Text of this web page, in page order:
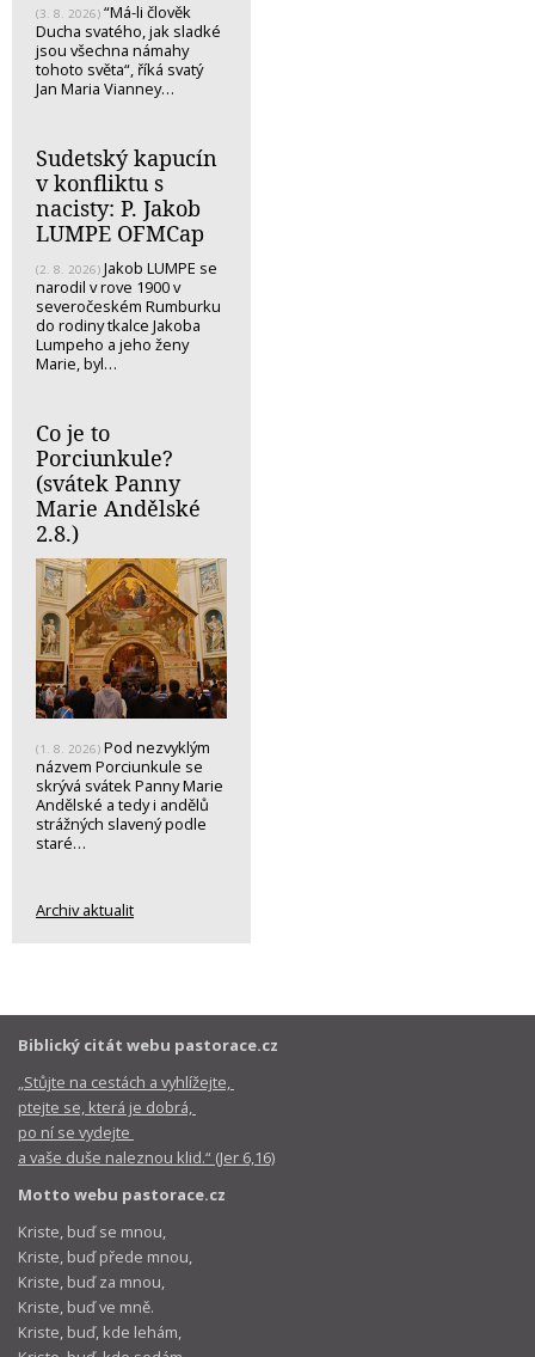
(3. 8. 2026) “Má-li člověk
Ducha svatého, jak sladké
jsou všechna námahy
tohoto světa“, říká svatý
Jan Maria Vianney…
Sudetský kapucín
v konfliktu s
nacisty: P. Jakob
LUMPE OFMCap
(2. 8. 2026) Jakob LUMPE se
narodil v rove 1900 v
severočeském Rumburku
do rodiny tkalce Jakoba
Lumpeho a jeho ženy
Marie, byl…
Co je to
Porciunkule?
(svátek Panny
Marie Andělské
2.8.)
(1. 8. 2026) Pod nezvyklým
názvem Porciunkule se
skrývá svátek Panny Marie
Andělské a tedy i andělů
strážných slavený podle
staré…
Archiv aktualit
Biblický citát webu pastorace.cz
„Stůjte na cestách a vyhlížejte,
ptejte se, která je dobrá,
po ní se vydejte
a vaše duše naleznou klid.“ (Jer 6,16)
Motto webu pastorace.cz
Kriste, buď se mnou,
Kriste, buď přede mnou,
Kriste, buď za mnou,
Kriste, buď ve mně.
Kriste, buď, kde lehám,